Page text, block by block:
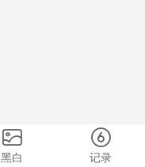
黑白 记录